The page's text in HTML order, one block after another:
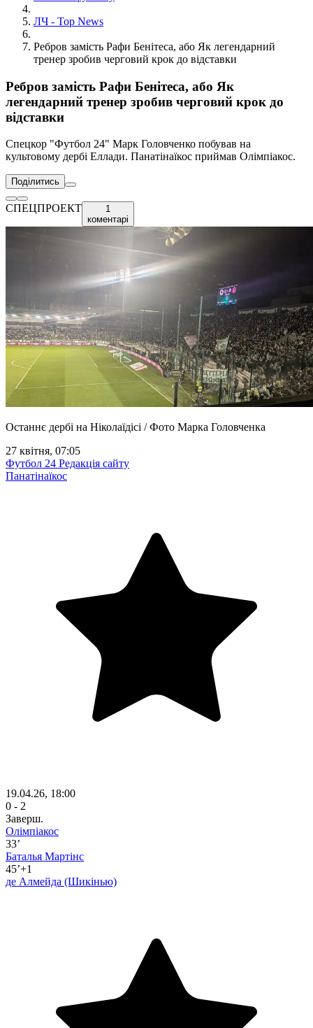
ЛЧ - Top News
Ребров замість Рафи Бенітеса, або Як легендарний
тренер зробив черговий крок до відставки
Ребров замість Рафи Бенітеса, або Як
легендарний тренер зробив черговий крок до
відставки
Спецкор "Футбол 24" Марк Головченко побував на
культовому дербі Еллади. Панатінаїкос приймав Олімпіакос.
Поділитись
СПЕЦПРОЕКТ
1
коментарі
Останнє дербі на Ніколаїдісі / Фото Марка Головченка
27 квітня, 07:05
Футбол 24 Редакція сайту
Панатінаїкос
19.04.26, 18:00
0 - 2
Заверш.
Олімпіакос
33’
Баталья Мартінс
45’+1
де Алмейда (Шикінью)